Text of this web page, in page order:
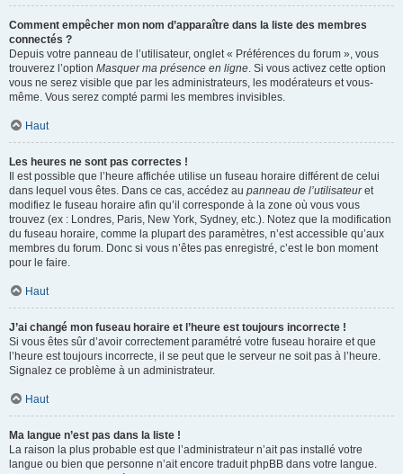
Comment empêcher mon nom d’apparaître dans la liste des membres
connectés ?
Depuis votre panneau de l’utilisateur, onglet « Préférences du forum », vous
trouverez l’option Masquer ma présence en ligne. Si vous activez cette option
vous ne serez visible que par les administrateurs, les modérateurs et vous-
même. Vous serez compté parmi les membres invisibles.
Haut
Les heures ne sont pas correctes !
Il est possible que l’heure affichée utilise un fuseau horaire différent de celui
dans lequel vous êtes. Dans ce cas, accédez au panneau de l’utilisateuret
modifiez le fuseau horaire afin qu’il corresponde à la zone où vous vous
trouvez (ex : Londres, Paris, New York, Sydney, etc.). Notez que la modification
du fuseau horaire, comme la plupart des paramètres, n’est accessible qu’aux
membres du forum. Donc si vous n’êtes pas enregistré, c’est le bon moment
pour le faire.
Haut
J’ai changé mon fuseau horaire et l’heure est toujours incorrecte !
Si vous êtes sûr d’avoir correctement paramétré votre fuseau horaire et que
l’heure est toujours incorrecte, il se peut que le serveur ne soit pas à l’heure.
Signalez ce problème à un administrateur.
Haut
Ma langue n’est pas dans la liste !
La raison la plus probable est que l’administrateur n’ait pas installé votre
langue ou bien que personne n’ait encore traduit phpBB dans votre langue.